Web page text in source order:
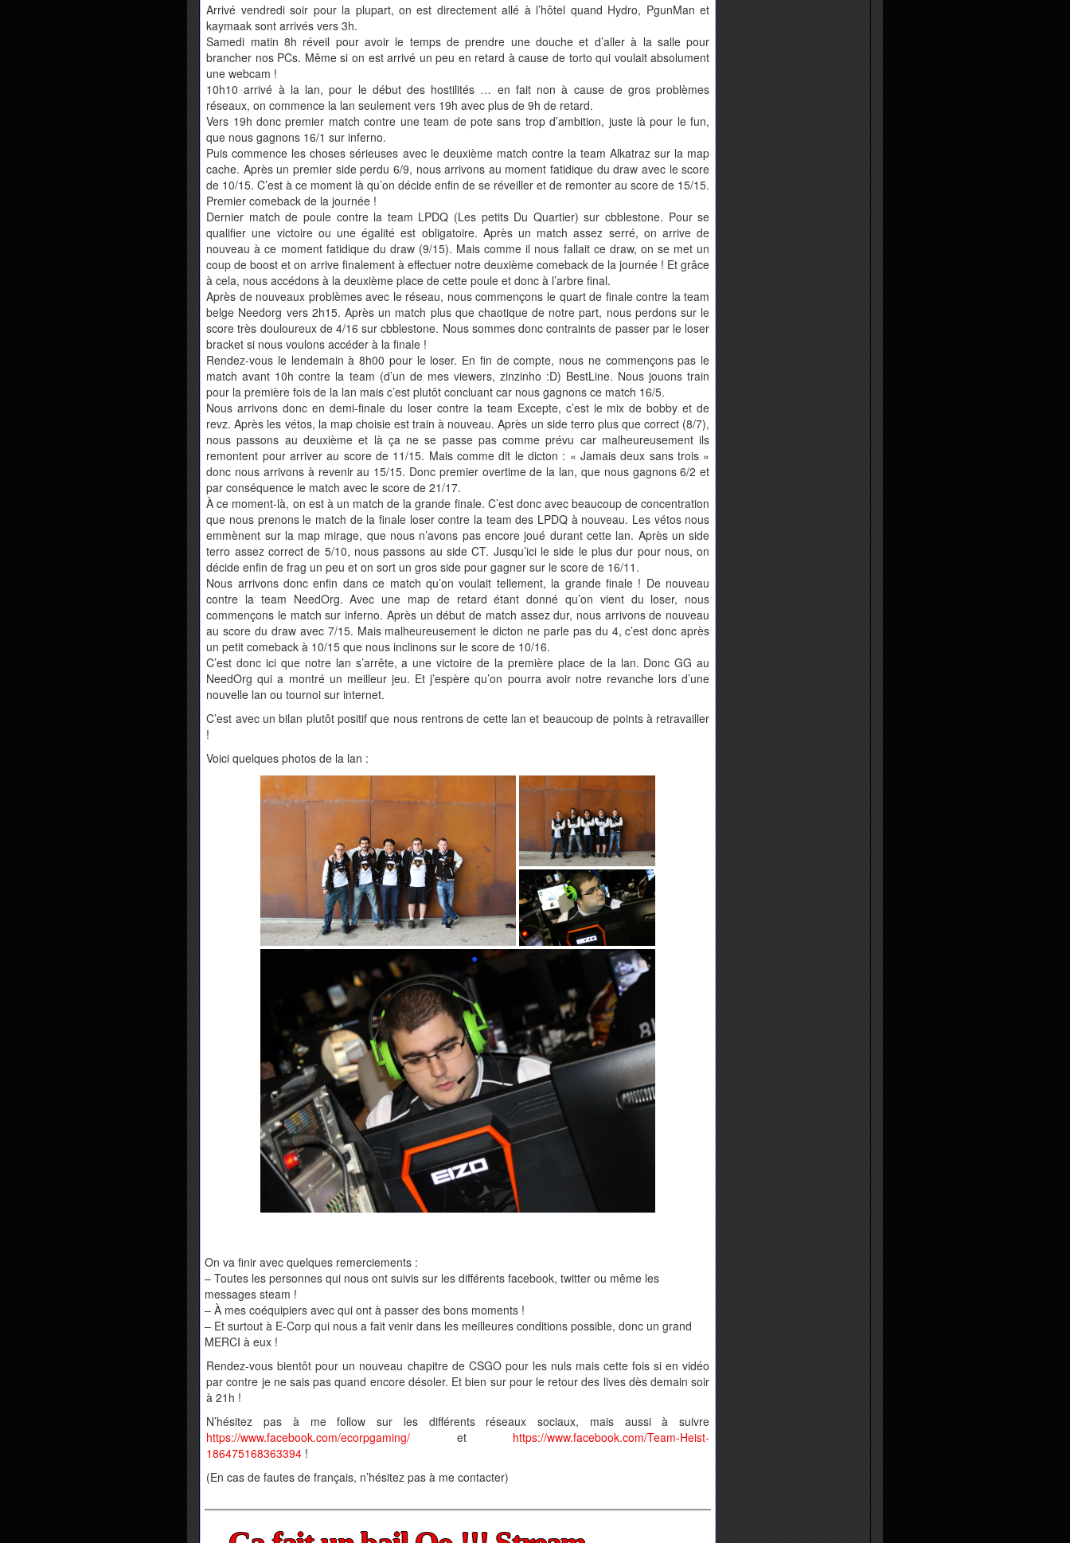
Arrivé vendredi soir pour la plupart, on est directement allé à l’hôtel quand Hydro, PgunMan et
kaymaak sont arrivés vers 3h.
Samedi matin 8h réveil pour avoir le temps de prendre une douche et d’aller à la salle pour
brancher nos PCs. Même si on est arrivé un peu en retard à cause de torto qui voulait absolument
une webcam !
10h10 arrivé à la lan, pour le début des hostilités … en fait non à cause de gros problèmes
réseaux, on commence la lan seulement vers 19h avec plus de 9h de retard.
Vers 19h donc premier match contre une team de pote sans trop d’ambition, juste là pour le fun,
que nous gagnons 16/1 sur inferno.
Puis commence les choses sérieuses avec le deuxième match contre la team Alkatraz sur la map
cache. Après un premier side perdu 6/9, nous arrivons au moment fatidique du draw avec le score
de 10/15. C’est à ce moment là qu’on décide enfin de se réveiller et de remonter au score de 15/15.
Premier comeback de la journée !
Dernier match de poule contre la team LPDQ (Les petits Du Quartier) sur cbblestone. Pour se
qualifier une victoire ou une égalité est obligatoire. Après un match assez serré, on arrive de
nouveau à ce moment fatidique du draw (9/15). Mais comme il nous fallait ce draw, on se met un
coup de boost et on arrive finalement à effectuer notre deuxième comeback de la journée ! Et grâce
à cela, nous accédons à la deuxième place de cette poule et donc à l’arbre final.
Après de nouveaux problèmes avec le réseau, nous commençons le quart de finale contre la team
belge Needorg vers 2h15. Après un match plus que chaotique de notre part, nous perdons sur le
score très douloureux de 4/16 sur cbblestone. Nous sommes donc contraints de passer par le loser
bracket si nous voulons accéder à la finale !
Rendez-vous le lendemain à 8h00 pour le loser. En fin de compte, nous ne commençons pas le
match avant 10h contre la team (d’un de mes viewers, zinzinho :D) BestLine. Nous jouons train
pour la première fois de la lan mais c’est plutôt concluant car nous gagnons ce match 16/5.
Nous arrivons donc en demi-finale du loser contre la team Excepte, c’est le mix de bobby et de
revz. Après les vétos, la map choisie est train à nouveau. Après un side terro plus que correct (8/7),
nous passons au deuxième et là ça ne se passe pas comme prévu car malheureusement ils
remontent pour arriver au score de 11/15. Mais comme dit le dicton : « Jamais deux sans trois »
donc nous arrivons à revenir au 15/15. Donc premier overtime de la lan, que nous gagnons 6/2 et
par conséquence le match avec le score de 21/17.
À ce moment-là, on est à un match de la grande finale. C’est donc avec beaucoup de concentration
que nous prenons le match de la finale loser contre la team des LPDQ à nouveau. Les vétos nous
emmènent sur la map mirage, que nous n’avons pas encore joué durant cette lan. Après un side
terro assez correct de 5/10, nous passons au side CT. Jusqu’ici le side le plus dur pour nous, on
décide enfin de frag un peu et on sort un gros side pour gagner sur le score de 16/11.
Nous arrivons donc enfin dans ce match qu’on voulait tellement, la grande finale ! De nouveau
contre la team NeedOrg. Avec une map de retard étant donné qu’on vient du loser, nous
commençons le match sur inferno. Après un début de match assez dur, nous arrivons de nouveau
au score du draw avec 7/15. Mais malheureusement le dicton ne parle pas du 4, c’est donc après
un petit comeback à 10/15 que nous inclinons sur le score de 10/16.
C’est donc ici que notre lan s’arrête, a une victoire de la première place de la lan. Donc GG au
NeedOrg qui a montré un meilleur jeu. Et j’espère qu’on pourra avoir notre revanche lors d’une
nouvelle lan ou tournoi sur internet.
C’est avec un bilan plutôt positif que nous rentrons de cette lan et beaucoup de points à retravailler
!
Voici quelques photos de la lan :
On va finir avec quelques remerciements :
– Toutes les personnes qui nous ont suivis sur les différents facebook, twitter ou même les
messages steam !
– À mes coéquipiers avec qui ont à passer des bons moments !
– Et surtout à E-Corp qui nous a fait venir dans les meilleures conditions possible, donc un grand
MERCI à eux !
Rendez-vous bientôt pour un nouveau chapitre de CSGO pour les nuls mais cette fois si en vidéo
par contre je ne sais pas quand encore désoler. Et bien sur pour le retour des lives dès demain soir
à 21h !
N’hésitez pas à me follow sur les différents réseaux sociaux, mais aussi à suivre
https://www.facebook.com/ecorpgaming/ et https://www.facebook.com/Team-Heist-
186475168363394 !
(En cas de fautes de français, n’hésitez pas à me contacter)